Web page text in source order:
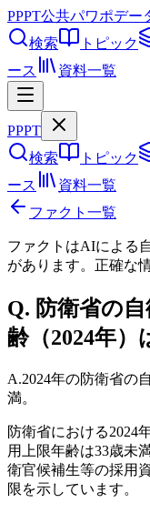
PPPT公共パワポデー
検索
トピック
ース
資料一覧
PPPT
検索
トピック
ース
資料一覧
ファクト一覧
ファクトはAIによる
があります。正確な
Q. 防衛省の
齢（2024年）
A.2024年の防衛省の
満。
防衛省における2024
用上限年齢は33歳未
衛官候補生等の採用
限を示しています。